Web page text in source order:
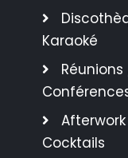
Karaoké
Réunions
Cocktails